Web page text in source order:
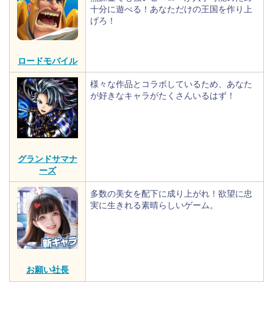
ロードモバイル
十分に遊べる！あなただけの王国を作り上
げろ！
グランドサマナ
ーズ
様々な作品とコラボしているため、あなた
が好きなキャラがたくさんいるはず！
お願い社長
多数の美女を配下に成り上がれ！欲望に忠
実に生きれる素晴らしいゲーム。